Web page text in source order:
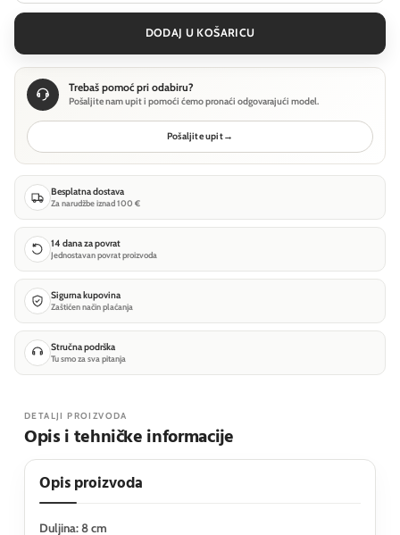
DODAJ U KOŠARICU
Trebaš pomoć pri odabiru?
Pošaljite nam upit i pomoći ćemo pronaći odgovarajući model.
Pošaljite upit→
Besplatna dostava
Za narudžbe iznad 100 €
14 dana za povrat
Jednostavan povrat proizvoda
Sigurna kupovina
Zaštićen način plaćanja
Stručna podrška
Tu smo za sva pitanja
DETALJI PROIZVODA
Opis i tehničke informacije
Opis proizvoda
Duljina: 8 cm